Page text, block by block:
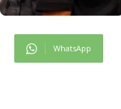
WhatsApp